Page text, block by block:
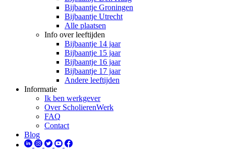
Bijbaantje Groningen
Bijbaantje Utrecht
Alle plaatsen
Info over leeftijden
Bijbaantje 14 jaar
Bijbaantje 15 jaar
Bijbaantje 16 jaar
Bijbaantje 17 jaar
Andere leeftijden
Informatie
Ik ben werkgever
Over ScholierenWerk
FAQ
Contact
Blog